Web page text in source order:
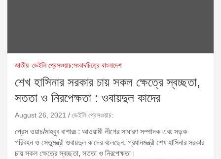
জাতীয় ডেইলি প্রেসওয়াচ:সংবাদচিত্রে বাংলাদেশ
শেখ হাসিনার সরকার চায় সকল ক্ষেত্রে স্বচ্ছতা,
সততা ও নিরপেক্ষতা : ওবায়দুল কাদের
August 26, 2021 ডেইলি প্রেসওয়াচ:
প্রেস ওয়াচ/মাহবুব বাশারঃ : আওয়ামী লীগের সাধারণ সম্পাদক এবং সড়ক
পরিবহন ও সেতুমন্ত্রী ওবায়দুল কাদের বলেছেন, প্রধানমন্ত্রী শেখ হাসিনার সরকার
চায় সকল ক্ষেত্রে স্বচ্ছতা, সততা ও নিরপেক্ষতা।